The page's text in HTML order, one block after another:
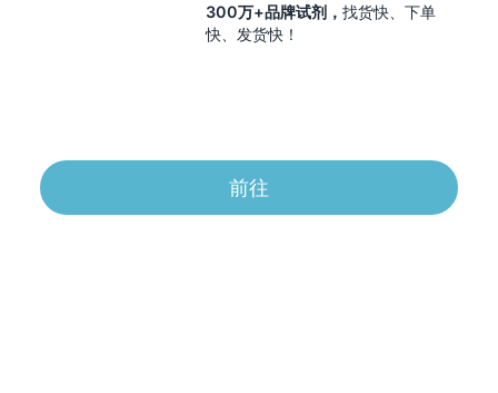
300万+品牌试剂，找货快、下单
快、发货快！
前往